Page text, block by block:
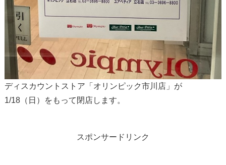
ディスカウントストア「オリンピック市川店」が
1/18（日）をもって閉店します。
スポンサードリンク